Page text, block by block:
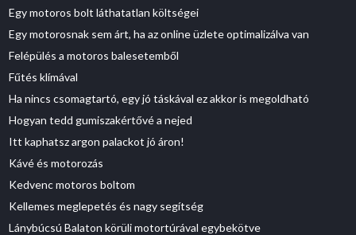
Egy motoros bolt láthatatlan költségei
Egy motorosnak sem árt, ha az online üzlete optimalizálva van
Felépülés a motoros balesetemből
Fűtés klímával
Ha nincs csomagtartó, egy jó táskával ez akkor is megoldható
Hogyan tedd gumiszakértővé a nejed
Itt kaphatsz argon palackot jó áron!
Kávé és motorozás
Kedvenc motoros boltom
Kellemes meglepetés és nagy segítség
Lánybúcsú Balaton körüli motortúrával egybekötve